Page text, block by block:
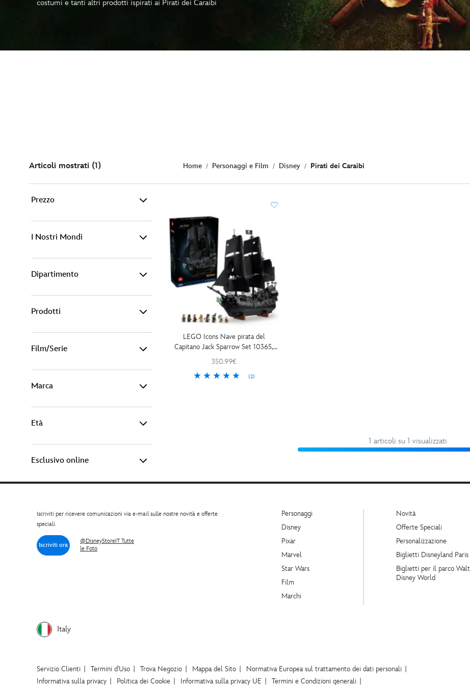
costumi e tanti altri prodotti ispirati ai Pirati dei Caraibi
Articoli mostrati (1) Home Personaggi e Film Disney Pirati dei Caraibi
Prezzo
I Nostri Mondi
Disney (1)
Dipartimento
Giocattoli (1)
Prodotti
Lego & Giochi di costruzioni
Film/Serie
Marca
Età
Adulti (1)
Esclusivo online
LEGO Icons Nave pirata del
Capitano Jack Sparrow Set 10365,
Pirati dei Caraibi
350.99€
(2)
1 articoli su 1 visualizzati
Iscriviti per ricevere comunicazioni via e-mail sulle nostre novità e offerte
speciali.
Iscriviti ora
@DisneyStoreIT Tutte
le Foto
Italy
Personaggi
Disney
Pixar
Marvel
Star Wars
Film
Marchi
Novità
Offerte Speciali
Personalizzazione
Biglietti Disneyland Paris
Biglietti per il parco Walt
Disney World
Servizio Clienti Termini d'Uso Trova Negozio Mappa del Sito
Normativa Europea sul trattamento dei dati personali
Informativa sulla privacy
Politica dei Cookie Informativa sulla privacy UE Termini e Condizioni generali